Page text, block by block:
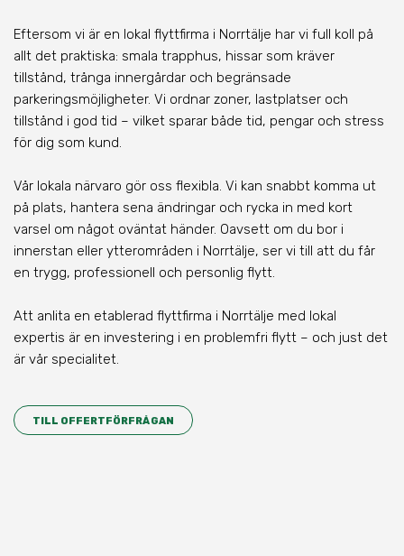
Eftersom vi är en lokal flyttfirma i Norrtälje har vi full koll på
allt det praktiska: smala trapphus, hissar som kräver
tillstånd, trånga innergårdar och begränsade
parkeringsmöjligheter. Vi ordnar zoner, lastplatser och
tillstånd i god tid – vilket sparar både tid, pengar och stress
för dig som kund.
Vår lokala närvaro gör oss flexibla. Vi kan snabbt komma ut
på plats, hantera sena ändringar och rycka in med kort
varsel om något oväntat händer. Oavsett om du bor i
innerstan eller ytterområden i Norrtälje, ser vi till att du får
en trygg, professionell och personlig flytt.
Att anlita en etablerad flyttfirma i Norrtälje med lokal
expertis är en investering i en problemfri flytt – och just det
är vår specialitet.
TILL OFFERTFÖRFRÅGAN